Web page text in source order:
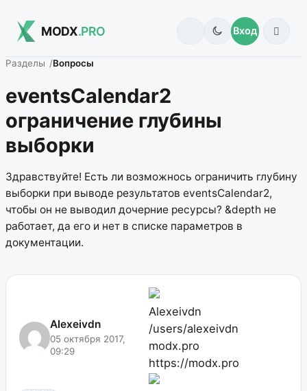
MODX.PRO Вход
Разделы Вопросы
eventsCalendar2
ограничение глубины
выборки
Здравствуйте! Есть ли возможнось ограничить глубину
выборки при выводе результатов eventsCalendar2,
чтобы он не выводил дочерние ресурсы? &depth не
работает, да его и нет в списке параметров в
документации.
Alexeivdn
05 октября 2017,
09:29
Alexeivdn
/users/alexeivdn
modx.pro
https://modx.pro